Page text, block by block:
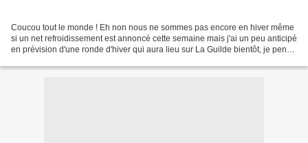
Coucou tout le monde ! Eh non nous ne sommes pas encore en hiver même
si un net refroidissement est annoncé cette semaine mais j'ai un peu anticipé
en prévision d'une ronde d'hiver qui aura lieu sur La Guilde bientôt, je pense